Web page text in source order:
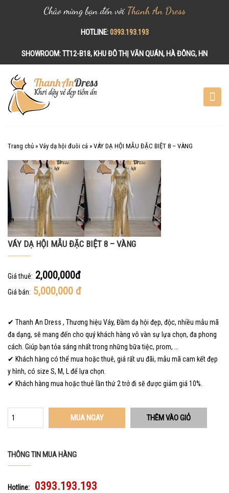
Chào mừng bạn đến với Thanh An Dress
HOTLINE:0393.193.193
SHOWROOM:TT12-B18, KHU ĐÔ THỊ VĂN QUÁN, HÀ ĐÔNG, HN
Trang chủ » Váy dạ hội đuôi cá » VÁY DẠ HỘI MẪU ĐẶC BIỆT 8 – VÀNG
VÁY DẠ HỘI MẪU ĐẶC BIỆT 8 – VÀNG
Giá thuê: 2,000,000đ
Giá bán: 5,000,000 đ
✔ Thanh An Dress , Thương hiệu Váy, Đầm dạ hội đẹp, độc, nhiều mẫu mã
đa dạng, sẽ mang đến cho quý khách hàng vô vàn sự lựa chọn, đa phong
cách. Giúp bạn tỏa sáng nhất trong những bữa tiệc, prom, …
✔ Khách hàng có thể mua hoặc thuê, giá rất ưu đãi, mẫu mã cam kết đẹp
y hình, có size S, M, L để lựa chọn.
✔ Khách hàng mua hoặc thuê lần thứ 2 trở đi sẽ được giảm giá 10%.
MUA NGAY
THÔNG TIN MUA HÀNG
Hotline: 0393.193.193